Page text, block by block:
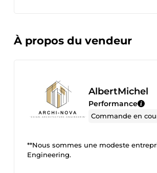
À propos du vendeur
AlbertMichel
Performance
Commande en
**Nous sommes une modeste
Engineering.